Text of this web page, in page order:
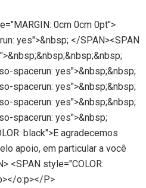
0cm 0cm 0pt">
yes">&nbsp; </SPAN><SPAN
spacerun: yes">&nbsp;&nbsp;
spacerun: yes">&nbsp;&nbsp;
spacerun: yes">&nbsp;&nbsp;
spacerun: yes">&nbsp;
black">E agradecemos
apoio, em particular a você
<SPAN style="COLOR:
o:p></P>